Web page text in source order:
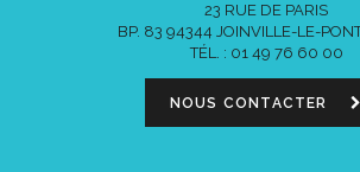
23 RUE DE PARIS
BP. 83 94344 JOINVILLE-LE-
TÉL. : 01 49 76 60 00
NOUS CONTACTER